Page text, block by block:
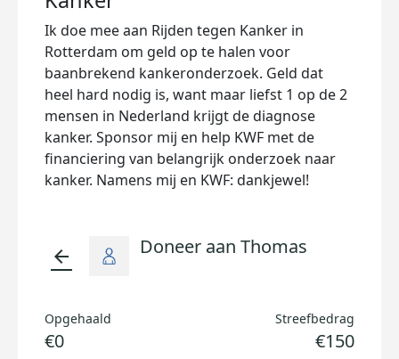
Ik doe mee aan Rijden tegen Kanker in
Rotterdam om geld op te halen voor
baanbrekend kankeronderzoek. Geld dat
heel hard nodig is, want maar liefst 1 op de 2
mensen in Nederland krijgt de diagnose
kanker. Sponsor mij en help KWF met de
financiering van belangrijk onderzoek naar
kanker. Namens mij en KWF: dankjewel!
arrow_back Doneer aan Thomas
Opgehaald
€0
Streefbedrag
€150